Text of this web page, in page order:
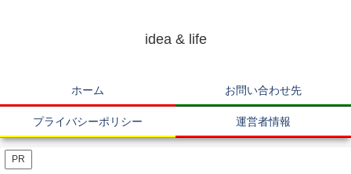
idea & life
ホーム お問い合わせ先
プライバシーポリシー 運営者情報
PR